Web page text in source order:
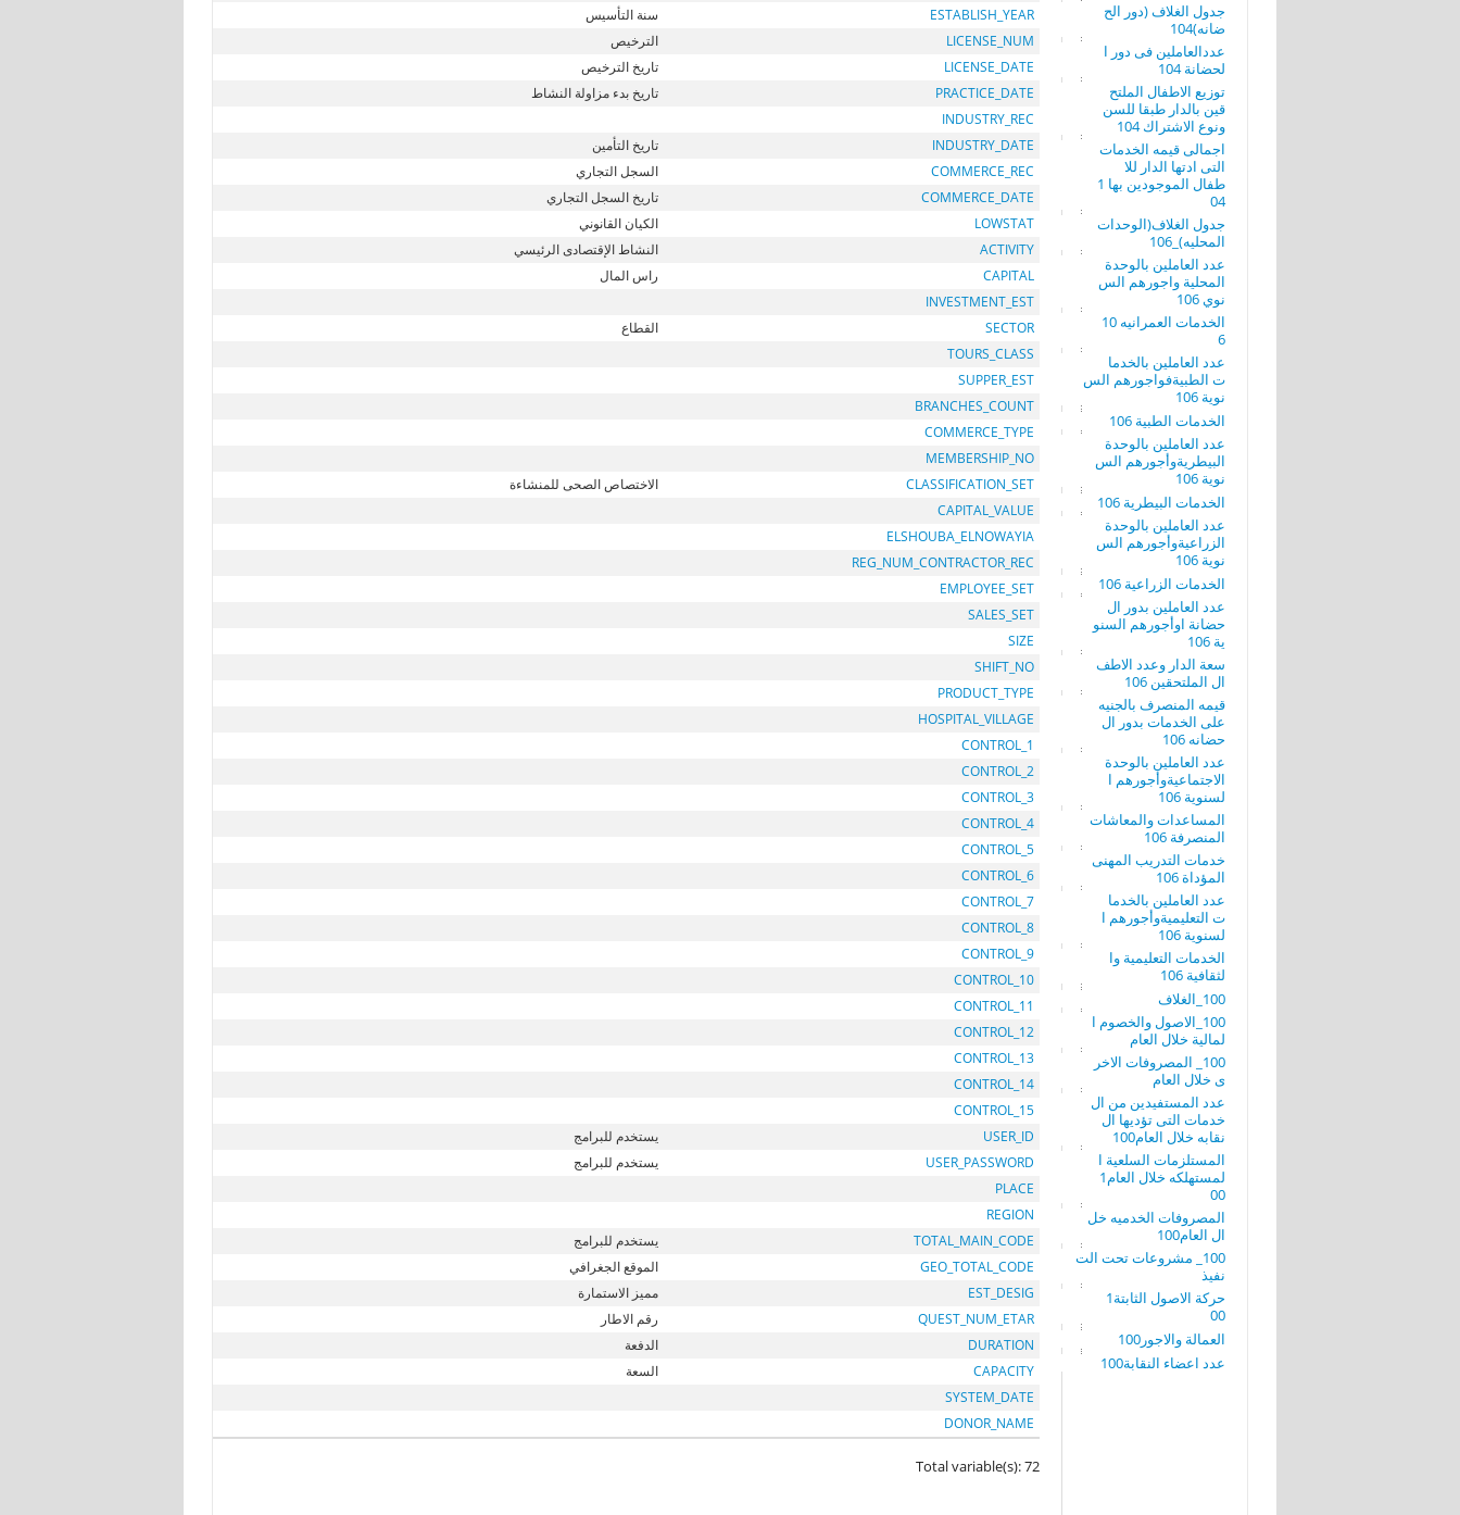
جدول الغلاف (دور الح
ضانه)104
عددالعاملين فى دور ا
لحضانة 104
توزيع الاطفال الملتح
قين بالدار طبقا للسن
ونوع الاشتراك 104
اجمالى قيمه الخدمات
التى ادتها الدار للا
طفال الموجودين بها 1
04
جدول الغلاف(الوحدات
المحليه)_106
عدد العاملين بالوحدة
المحلية واجورهم الس
نوي 106
الخدمات العمرانيه 10
6
عدد العاملين بالخدما
ت الطبيةفواجورهم الس
نوية 106
الخدمات الطبية 106
عدد العاملين بالوحدة
البيطريةوأجورهم الس
نوية 106
الخدمات البيطرية 106
عدد العاملين بالوحدة
الزراعيةوأجورهم الس
نوية 106
الخدمات الزراعية 106
عدد العاملين بدور ال
حضانة اوأجورهم السنو
ية 106
سعة الدار وعدد الاطف
ال الملتحقين 106
قيمه المنصرف بالجنيه
على الخدمات بدور ال
حضانه 106
عدد العاملين بالوحدة
الاجتماعيةوأجورهم ا
لسنوية 106
المساعدات والمعاشات
المنصرفة 106
خدمات التدريب المهنى
المؤداة 106
عدد العاملين بالخدما
ت التعليميةوأجورهم ا
لسنوية 106
الخدمات التعليمية وا
لثقافية 106
100_الغلاف
100_الاصول والخصوم ا
لمالية خلال العام
100_ المصروفات الاخر
ى خلال العام
عدد المستفيدين من ال
خدمات التى تؤديها ال
نقابه خلال العام100
المستلزمات السلعية ا
لمستهلكه خلال العام1
00
المصروفات الخدميه خل
ال العام100
100_ مشروعات تحت الت
نفيذ
حركة الاصول الثابتة1
00
العمالة والاجور100
عدد اعضاء النقابة100
ESTABLISH_YEAR
سنة التأسيس
LICENSE_NUM
الترخيص
LICENSE_DATE
تاريخ الترخيص
PRACTICE_DATE
تاريخ بدء مزاولة النشاط
INDUSTRY_REC
INDUSTRY_DATE
تاريخ التأمين
COMMERCE_REC
السجل التجاري
COMMERCE_DATE
تاريخ السجل التجاري
LOWSTAT
الكيان القانوني
ACTIVITY
النشاط الإقتصادى الرئيسي
CAPITAL
راس المال
INVESTMENT_EST
SECTOR
القطاع
TOURS_CLASS
SUPPER_EST
BRANCHES_COUNT
COMMERCE_TYPE
MEMBERSHIP_NO
CLASSIFICATION_SET
الاختصاص الصحى للمنشاءة
CAPITAL_VALUE
ELSHOUBA_ELNOWAYIA
REG_NUM_CONTRACTOR_REC
EMPLOYEE_SET
SALES_SET
SIZE
SHIFT_NO
PRODUCT_TYPE
HOSPITAL_VILLAGE
CONTROL_1
CONTROL_2
CONTROL_3
CONTROL_4
CONTROL_5
CONTROL_6
CONTROL_7
CONTROL_8
CONTROL_9
CONTROL_10
CONTROL_11
CONTROL_12
CONTROL_13
CONTROL_14
CONTROL_15
USER_ID
يستخدم للبرامج
USER_PASSWORD
يستخدم للبرامج
PLACE
REGION
TOTAL_MAIN_CODE
يستخدم للبرامج
GEO_TOTAL_CODE
الموقع الجغرافي
EST_DESIG
مميز الاستمارة
QUEST_NUM_ETAR
رقم الاطار
DURATION
الدفعة
CAPACITY
السعة
SYSTEM_DATE
DONOR_NAME
Total variable(s): 72